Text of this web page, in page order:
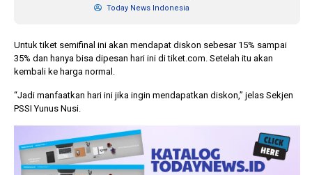
Today News Indonesia
Untuk tiket semifinal ini akan mendapat diskon sebesar 15% sampai
35% dan hanya bisa dipesan hari ini di tiket.com. Setelah itu akan
kembali ke harga normal.
“Jadi manfaatkan hari ini jika ingin mendapatkan diskon,” jelas Sekjen
PSSI Yunus Nusi.